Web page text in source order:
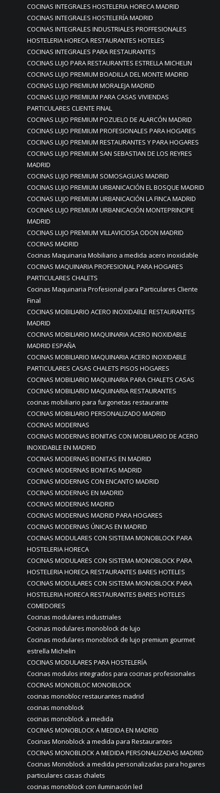
COCINAS INTEGRALES HOSTELERIA HORECA MADRID
COCINAS INTEGRALES HOSTELERÍA MADRID
COCINAS INTEGRALES INDUSTRIALES PROFFESIONALES
HOSTELERIA HORECA RESTAURANTES HOTELES
COCINAS INTEGRALES PARA RESTAURANTES
COCINAS LUJO PARA RESTAURANTES ESTRELLA MICHELIN
COCINAS LUJO PREMIUM BOADILLA DEL MONTE MADRID
COCINAS LUJO PREMIUM MORALEJA MADRID
COCINAS LUJO PREMIUM PARA CASAS VIVIENDAS
PARTICULARES CLIENTE FINAL
COCINAS LUJO PREMIUM POZUELO DE ALARCÓN MADRID
COCINAS LUJO PREMIUM PROFESIONALES PARA HOGARES
COCINAS LUJO PREMIUM RESTAURANTES Y PARA HOGARES
COCINAS LUJO PREMIUM SAN SEBASTIAN DE LOS REYRES
MADRID
COCINAS LUJO PREMIUM SOMOSAGUAS MADRID
COCINAS LUJO PREMIUM URBANICACIÓN EL BOSQUE MADRID
COCINAS LUJO PREMIUM URBANICACIÓN LA FINCA MADRID
COCINAS LUJO PREMIUM URBANICACIÓN MONTEPRINCIPE
MADRID
COCINAS LUJO PREMIUM VILLAVICIOSA ODON MADRID
COCINAS MADRID
Cocinas Maquinaria Mobiliario a medida acero inoxidable
COCINAS MAQUINARIA PROFESIONAL PARA HOGARES
PARTICULARES CHALETS
Cocinas Maquinaria Profesional para Particulares Cliente
Final
COCINAS MOBILIARIO ACERO INOXIDABLE RESTAURANTES
MADRID
COCINAS MOBILIARIO MAQUINARIA ACERO INOXIDABLE
MADRID ESPAÑA
COCINAS MOBILIARIO MAQUINARIA ACERO INOXIDABLE
PARTICULARES CASAS CHALETS PISOS HOGARES
COCINAS MOBILIARIO MAQUINARIA PARA CHALETS CASAS
COCINAS MOBILIARIO MAQUINARIA RESTAURANTES
cocinas mobiliario para furgonetas restaurante
COCINAS MOBILIARIO PERSONALIZADO MADRID
COCINAS MODERNAS
COCINAS MODERNAS BONITAS CON MOBILIARIO DE ACERO
INOXIDABLE EN MADRID
COCINAS MODERNAS BONITAS EN MADRID
COCINAS MODERNAS BONITAS MADRID
COCINAS MODERNAS CON ENCANTO MADRID
COCINAS MODERNAS EN MADRID
COCINAS MODERNAS MADRID
COCINAS MODERNAS MADRID PARA HOGARES
COCINAS MODERNAS ÚNICAS EN MADRID
COCINAS MODULARES CON SISTEMA MONOBLOCK PARA
HOSTELERIA HORECA
COCINAS MODULARES CON SISTEMA MONOBLOCK PARA
HOSTELERIA HORECA RESTAURANTES BARES HOTELES
COCINAS MODULARES CON SISTEMA MONOBLOCK PARA
HOSTELERIA HORECA RESTAURANTES BARES HOTELES
COMEDORES
Cocinas modulares industriales
Cocinas modulares monoblock de lujo
Cocinas modulares monoblock de lujo premium gourmet
estrella Michelin
COCINAS MODULARES PARA HOSTELERÍA
Cocinas modulos integrados para cocinas profesionales
COCINAS MONOBLOC MONOBLOCK
cocinas monobloc restaurantes madrid
cocinas monoblock
cocinas monoblock a medida
COCINAS MONOBLOCK A MEDIDA EN MADRID
Cocinas Monoblock a medida para Restaurantes
COCINAS MONOBLOCK A MEDIDA PERSONALIZADAS MADRID
Cocinas Monoblock a medida personalizadas para hogares
particulares casas chalets
cocinas monoblock con iluminación led